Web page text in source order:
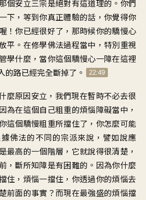
個安立三宗是絕對有這道理的。你們
下，等到你真正體驗的話，你覺得你
！你已經很好了，那時候你的驕慢心
平。在修學佛法過程當中，特別重視
學什麼，當你這個驕慢心一障在這裡
的路已經完全斷掉了。
22:49
麼原因安立，我們現在暫時不必去很
為在這個自己粗重的煩惱障礙當中，
這個驕慢粗重所擋住了，你怎麼可能
佛法的不同的宗派來說，譬如說應
最高的一個階層，它就說得很清楚，
，斷所知障是有困難的。因為你什麼
住，煩惱一擋住，你透過你的煩惱去
前面的事實？而現在最強盛的煩惱擋